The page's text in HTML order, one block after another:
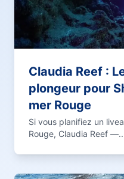
Claudia Reef :
plongeur pour
mer Rouge
Si vous planifiez un
Rouge, Claudia Reef